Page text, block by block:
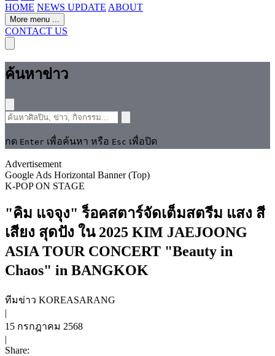
HOME NEWS UPDATE ABOUT
More menu ...
CONTACT US
ค้นหาข่าว
กด Enter เพื่อค้นหา หรือ Esc เพื่อปิด
Advertisement
Google Ads Horizontal Banner (Top)
K-POPON STAGE
"คิม แจจุง" ร็อคสตาร์จัดเต็มสตรีม แสง สี
เสียง สุดปัง ใน 2025 KIM JAEJOONG
ASIA TOUR CONCERT "Beauty in
Chaos" in BANGKOK
ทีมข่าว KOREASARANG
|
15 กรกฎาคม 2568
|
Share: